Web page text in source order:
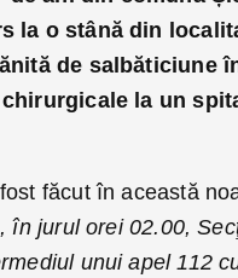
la o stână din
de salbăticiune
la un
făcut în această
în jurul orei 02.00,
unui apel 112